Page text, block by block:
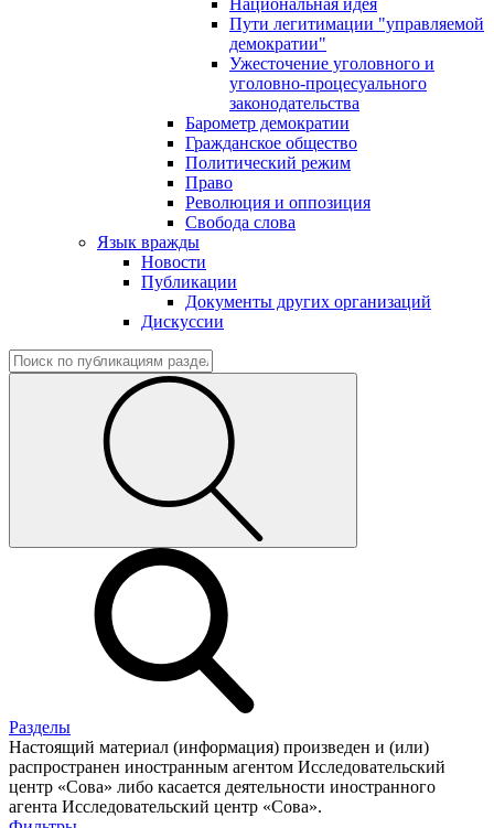
Национальная идея
Пути легитимации "управляемой
демократии"
Ужесточение уголовного и
уголовно-процесуального
законодательства
Барометр демократии
Гражданское общество
Политический режим
Право
Революция и оппозиция
Свобода слова
Язык вражды
Новости
Публикации
Документы других организаций
Дискуссии
Разделы
Настоящий материал (информация) произведен и (или)
распространен иностранным агентом Исследовательский
центр «Сова» либо касается деятельности иностранного
агента Исследовательский центр «Сова».